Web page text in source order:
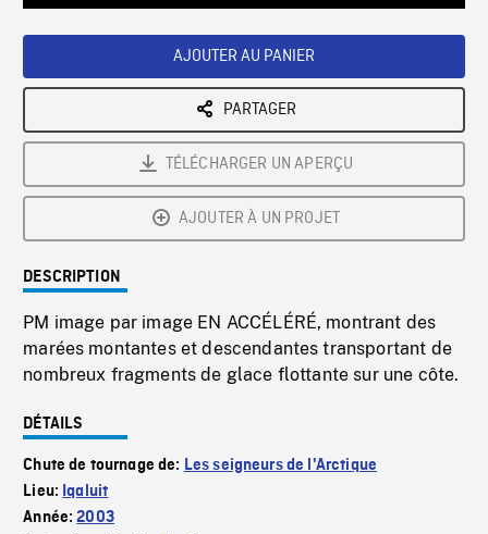
AJOUTER AU PANIER
PARTAGER
TÉLÉCHARGER UN APERÇU
AJOUTER À UN PROJET
DESCRIPTION
PM image par image EN ACCÉLÉRÉ, montrant des
marées montantes et descendantes transportant de
nombreux fragments de glace flottante sur une côte.
DÉTAILS
Chute de tournage de: Les seigneurs de l'Arctique
Lieu: Iqaluit
Année:2003